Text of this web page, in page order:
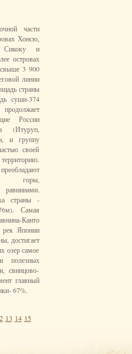
части
Хонсю,
Сикоку и
островах
свыше 3 900
линии
страны
суши-374
России
(Итуруп,
и группу
своей
горы,
страны -
Самая
Канто
рек Японии
достигает
озер самое
полезных
свинцово-
главный
67%.
13 14 15